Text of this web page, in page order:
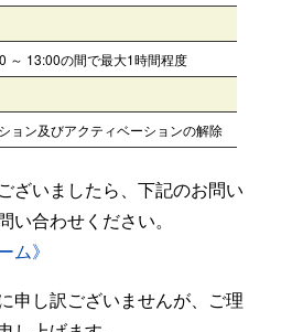
～ 13:00の間で最大1時間程度
ョン及びアクティベーションの解除
ざいましたら、下記のお問い
い合わせください。
ム》
申し訳ございませんが、ご理